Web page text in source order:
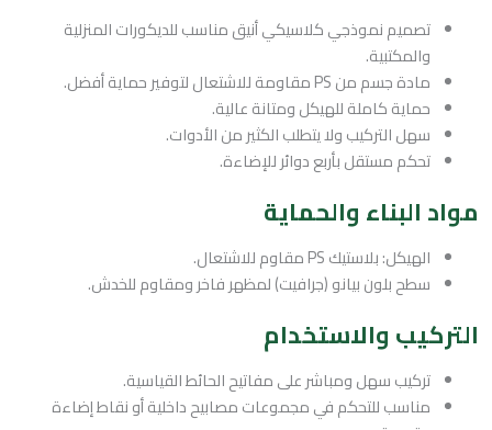
تصميم نموذجي كلاسيكي أنيق مناسب للديكورات المنزلية
والمكتبية.
مادة جسم من PS مقاومة للاشتعال لتوفير حماية أفضل.
حماية كاملة للهيكل ومتانة عالية.
سهل التركيب ولا يتطلب الكثير من الأدوات.
تحكم مستقل بأربع دوائر للإضاءة.
مواد البناء والحماية
الهيكل: بلاستيك PS مقاوم للاشتعال.
سطح بلون بيانو (جرافيت) لمظهر فاخر ومقاوم للخدش.
التركيب والاستخدام
تركيب سهل ومباشر على مفاتيح الحائط القياسية.
مناسب للتحكم في مجموعات مصابيح داخلية أو نقاط إضاءة